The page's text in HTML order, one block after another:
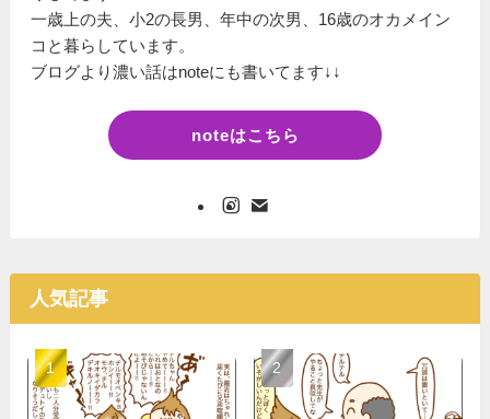
一歳上の夫、小2の長男、年中の次男、16歳のオカメイン
コと暮らしています。
ブログより濃い話はnoteにも書いてます↓↓
noteはこちら
人気記事